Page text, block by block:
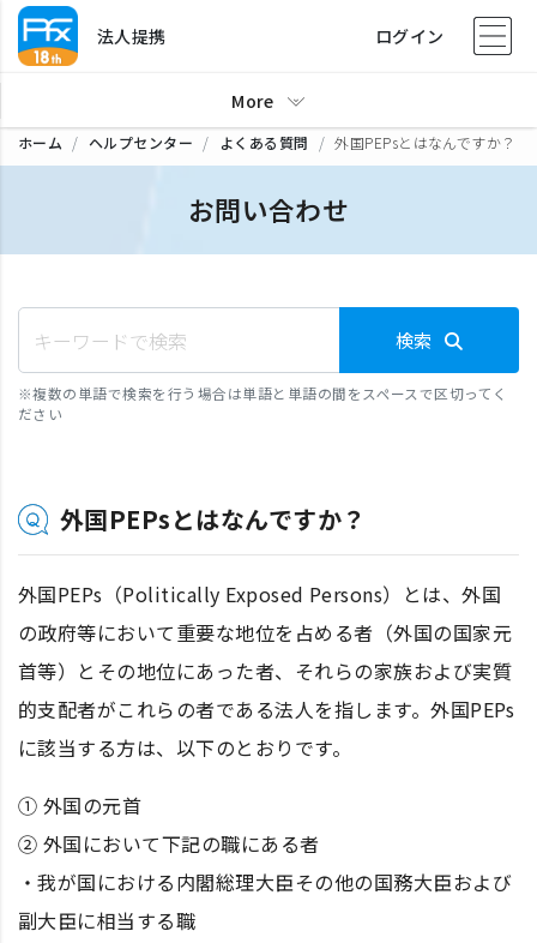
法人提携 ログイン
More
ホーム ヘルプセンター よくある質問 外国PEPsとはなんですか？
お問い合わせ
検索
※複数の単語で検索を行う場合は単語と単語の間をスペースで区切ってく
ださい
外国PEPsとはなんですか？
外国PEPs（Politically Exposed Persons）とは、外国
の政府等において重要な地位を占める者（外国の国家元
首等）とその地位にあった者、それらの家族および実質
的支配者がこれらの者である法人を指します。外国PEPs
に該当する方は、以下のとおりです。
① 外国の元首
② 外国において下記の職にある者
・我が国における内閣総理大臣その他の国務大臣および
副大臣に相当する職